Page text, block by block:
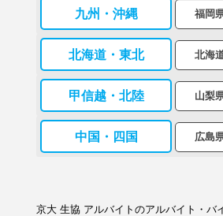
九州・沖縄 福岡
北海道・東北 北海
甲信越・北陸 山梨
中国・四国 広島
京大 生協 アルバイトのアルバイト・バ